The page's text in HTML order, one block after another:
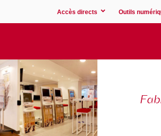
Accès directs Outils